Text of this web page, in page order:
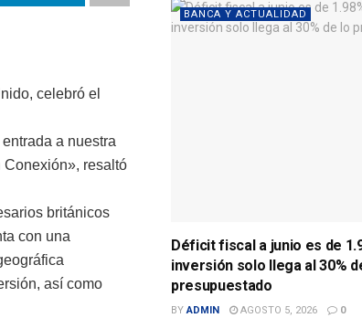
celebró el
a nuestra
Conexión», resaltó
británicos
con una
así como
BANCA Y ACTUALIDAD
Déficit fiscal a junio es de
inversión solo llega al 30%
presupuestado
BY ADMIN AGOSTO 5, 2026 0